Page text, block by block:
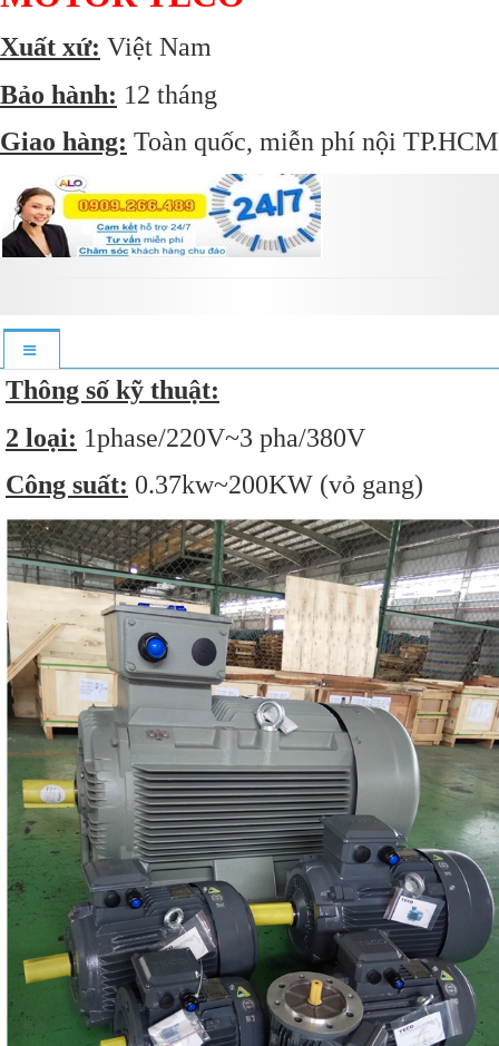
Xuất xứ: Việt Nam
Bảo hành: 12 tháng
Giao hàng: Toàn quốc, miễn phí nội TP.HCM
Thông số kỹ thuật:
2 loại: 1phase/220V~3 pha/380V
Công suất: 0.37kw~200KW (vỏ gang)